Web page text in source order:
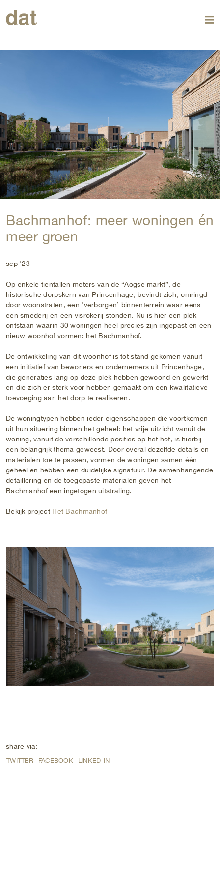
Bachmanhof: meer woningen én
meer groen
sep '23
Op enkele tientallen meters van de “Aogse markt”, de
historische dorpskern van Princenhage, bevindt zich, omringd
door woonstraten, een ‘verborgen’ binnenterrein waar eens
een smederij en een visrokerij stonden. Nu is hier een plek
ontstaan waarin 30 woningen heel precies zijn ingepast en een
nieuw woonhof vormen: het Bachmanhof.
De ontwikkeling van dit woonhof is tot stand gekomen vanuit
een initiatief van bewoners en ondernemers uit Princenhage,
die generaties lang op deze plek hebben gewoond en gewerkt
en die zich er sterk voor hebben gemaakt om een kwalitatieve
toevoeging aan het dorp te realiseren.
De woningtypen hebben ieder eigenschappen die voortkomen
uit hun situering binnen het geheel: het vrije uitzicht vanuit de
woning, vanuit de verschillende posities op het hof, is hierbij
een belangrijk thema geweest. Door overal dezelfde details en
materialen toe te passen, vormen de woningen samen één
geheel en hebben een duidelijke signatuur. De samenhangende
detaillering en de toegepaste materialen geven het
Bachmanhof een ingetogen uitstraling.
Bekijk project Het Bachmanhof
share via:
TWITTER FACEBOOK LINKED-IN